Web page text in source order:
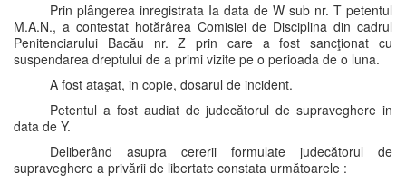
Prin plângerea inregistrata Ia data de W sub nr. T petentul
M.A.N., a contestat hotărârea Comisiei de Disciplina din cadrul
Penitenciarului Bacău nr. Z prin care a fost sancţionat cu
suspendarea dreptului de a primi vizite pe o perioada de o luna.
A fost ataşat, in copie, dosarul de incident.
Petentul a fost audiat de judecătorul de supraveghere in
data de Y.
Deliberând asupra cererii formulate judecătorul de
supraveghere a privării de libertate constata următoarele :